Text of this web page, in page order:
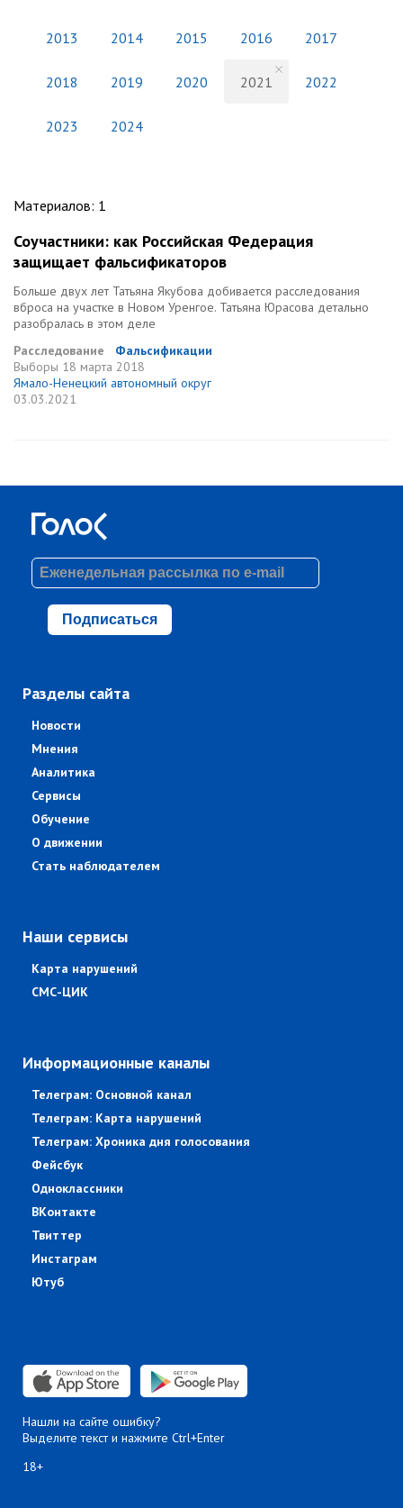
2013 2014 2015 2016 2017
2018 2019 2020 2021 2022
2023 2024
Материалов: 1
Соучастники: как Российская Федерация
защищает фальсификаторов
Больше двух лет Татьяна Якубова добивается расследования
вброса на участке в Новом Уренгое. Татьяна Юрасова детально
разобралась в этом деле
Расследование
Фальсификации
Выборы 18 марта 2018
Ямало-Ненецкий автономный округ
03.03.2021
Подписаться
Разделы сайта
Новости
Мнения
Аналитика
Сервисы
Обучение
О движении
Стать наблюдателем
Наши сервисы
Карта нарушений
СМС-ЦИК
Информационные каналы
Телеграм: Основной канал
Телеграм: Карта нарушений
Телеграм: Хроника дня голосования
Фейсбук
Одноклассники
ВКонтакте
Твиттер
Инстаграм
Ютуб
Нашли на сайте ошибку?
Выделите текст и нажмите Ctrl+Enter
18+